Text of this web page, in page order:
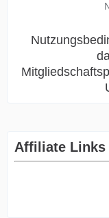
Affiliate Links